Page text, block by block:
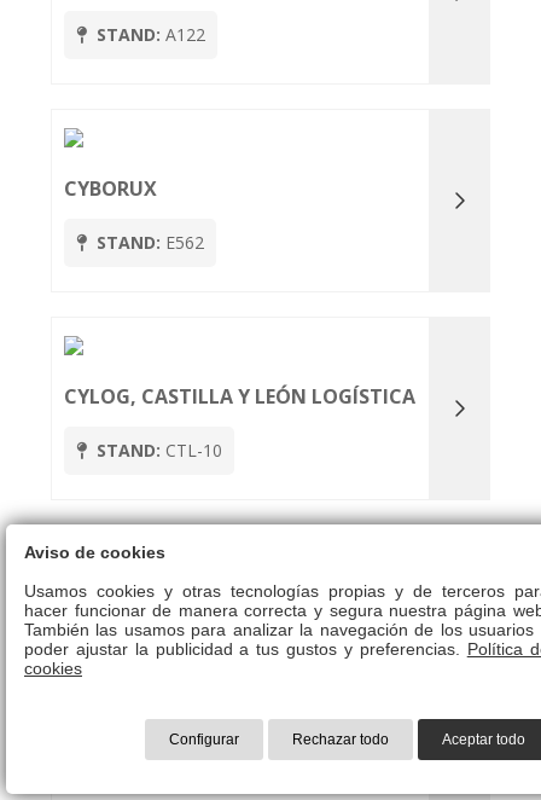
STAND: A122
CYBORUX
STAND: E562
CYLOG, CASTILLA Y LEÓN LOGÍSTICA
STAND: CTL-10
DASHDOC
STAND:A124
Aviso de cookies
Usamos cookies y otras tecnologías propias y de terceros
hacer funcionar de manera correcta y segura nuestra página
También las usamos para analizar la navegación de los usuarios
poder ajustar la publicidad a tus gustos y preferencias. Política
cookies
Configurar Rechazar todo Aceptar todo